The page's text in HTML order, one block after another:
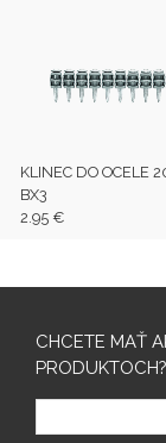
KLINEC DO OCELE
BX3
2.95 €
CHCETE MAŤ
PRODUKTOCH?